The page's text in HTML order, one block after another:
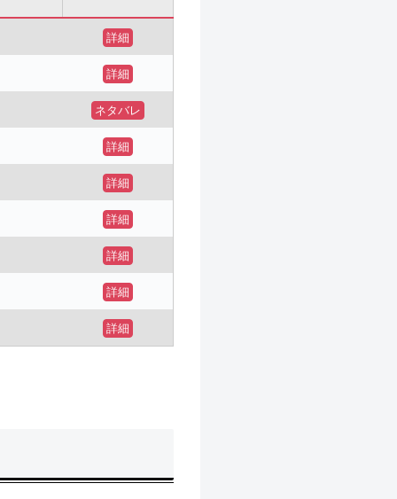
詳細
詳細
ネタバレ
詳細
詳細
詳細
詳細
詳細
詳細